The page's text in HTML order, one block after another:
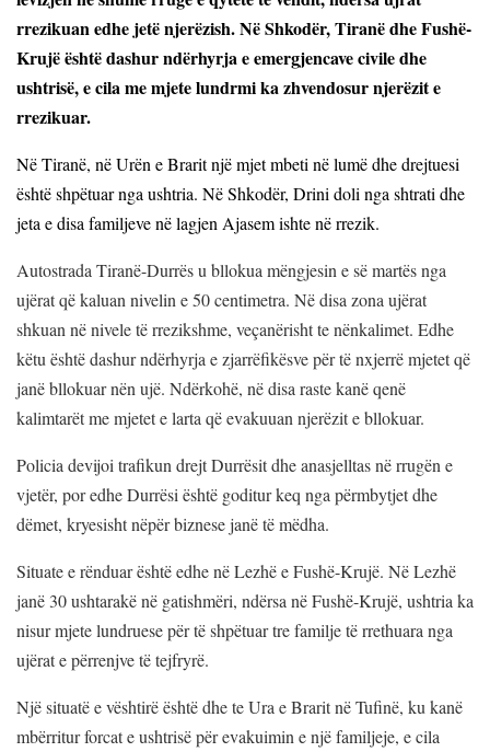
rrezikuan edhe jetë njerëzish. Në Shkodër, Tiranë dhe Fushë-
Krujë është dashur ndërhyrja e emergjencave civile dhe
ushtrisë, e cila me mjete lundrmi ka zhvendosur njerëzit e
rrezikuar.
Në Tiranë, në Urën e Brarit një mjet mbeti në lumë dhe drejtuesi
është shpëtuar nga ushtria. Në Shkodër, Drini doli nga shtrati dhe
jeta e disa familjeve në lagjen Ajasem ishte në rrezik.
Autostrada Tiranë-Durrës u bllokua mëngjesin e së martës nga
ujërat që kaluan nivelin e 50 centimetra. Në disa zona ujërat
shkuan në nivele të rrezikshme, veçanërisht te nënkalimet. Edhe
këtu është dashur ndërhyrja e zjarrëfikësve për të nxjerrë mjetet që
janë bllokuar nën ujë. Ndërkohë, në disa raste kanë qenë
kalimtarët me mjetet e larta që evakuuan njerëzit e bllokuar.
Policia devijoi trafikun drejt Durrësit dhe anasjelltas në rrugën e
vjetër, por edhe Durrësi është goditur keq nga përmbytjet dhe
dëmet, kryesisht nëpër biznese janë të mëdha.
Situate e rënduar është edhe në Lezhë e Fushë-Krujë. Në Lezhë
janë 30 ushtarakë në gatishmëri, ndërsa në Fushë-Krujë, ushtria ka
nisur mjete lundruese për të shpëtuar tre familje të rrethuara nga
ujërat e përrenjve të tejfryrë.
Një situatë e vështirë është dhe te Ura e Brarit në Tufinë, ku kanë
mbërritur forcat e ushtrisë për evakuimin e një familjeje, e cila